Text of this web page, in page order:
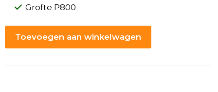
Grofte P800
Toevoegen aan winkelwagen